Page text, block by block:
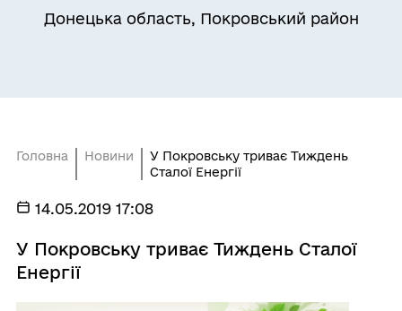
Донецька область, Покровський район
Головна Новини
У Покровську триває Тиждень
Сталої Енергії
14.05.2019 17:08
У Покровську триває Тиждень Сталої
Енергії